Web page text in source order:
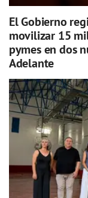
El Gobierno
movilizar 15
pymes en dos
Adelante